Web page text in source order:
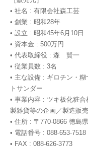
• 社名 : 有限会社森工芸
• 創業 : 昭和28年
• 設立 : 昭和45年6月10日
• 資本金 : 500万円
• 代表取締役 : 森 賢一
• 従業員数 : 3名
• 主な設備 : ギロチン・
トサンダー
• 事業内容 : ツキ板化粧
製雑貨等の企画／製造販
• 住所 : 〒770-0866 徳島
• 電話番号 : 088-653-7518
• FAX : 088-626-3773